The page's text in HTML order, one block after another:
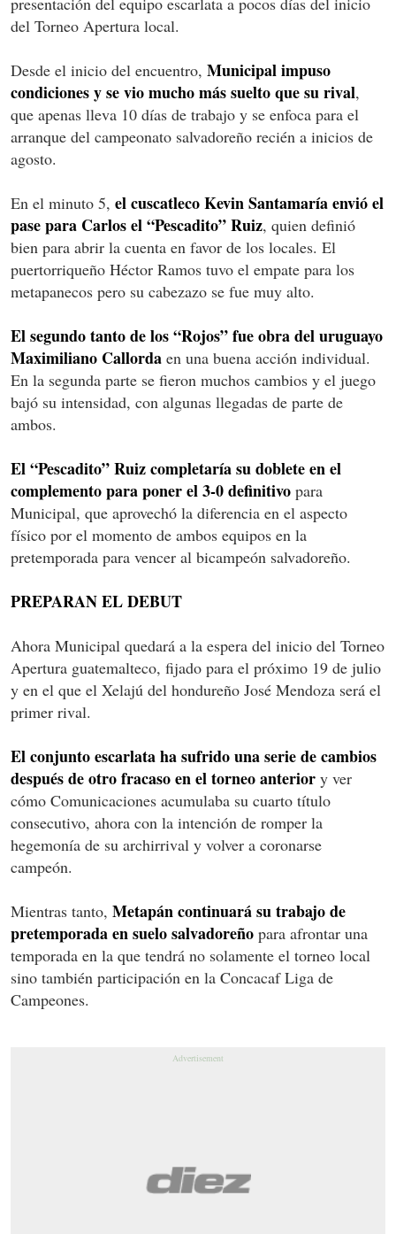
del Torneo Apertura local.
Desde el inicio del encuentro, Municipal impuso
condiciones y se vio mucho más suelto que su rival,
que apenas lleva 10 días de trabajo y se enfoca para el
arranque del campeonato salvadoreño recién a inicios de
agosto.
En el minuto 5, el cuscatleco Kevin Santamaría envió el
pase para Carlos el “Pescadito” Ruiz, quien definió
bien para abrir la cuenta en favor de los locales. El
puertorriqueño Héctor Ramos tuvo el empate para los
metapanecos pero su cabezazo se fue muy alto.
El segundo tanto de los “Rojos” fue obra del uruguayo
Maximiliano Callorda en una buena acción individual.
En la segunda parte se fieron muchos cambios y el juego
bajó su intensidad, con algunas llegadas de parte de
ambos.
El “Pescadito” Ruiz completaría su doblete en el
complemento para poner el 3-0 definitivo para
Municipal, que aprovechó la diferencia en el aspecto
físico por el momento de ambos equipos en la
pretemporada para vencer al bicampeón salvadoreño.
PREPARAN EL DEBUT
Ahora Municipal quedará a la espera del inicio del Torneo
Apertura guatemalteco, fijado para el próximo 19 de julio
y en el que el Xelajú del hondureño José Mendoza será el
primer rival.
El conjunto escarlata ha sufrido una serie de cambios
después de otro fracaso en el torneo anterior y ver
cómo Comunicaciones acumulaba su cuarto título
consecutivo, ahora con la intención de romper la
hegemonía de su archirrival y volver a coronarse
campeón.
Mientras tanto, Metapán continuará su trabajo de
pretemporada en suelo salvadoreño para afrontar una
temporada en la que tendrá no solamente el torneo local
sino también participación en la Concacaf Liga de
Campeones.